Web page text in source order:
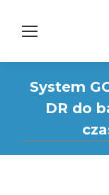
System
DR do